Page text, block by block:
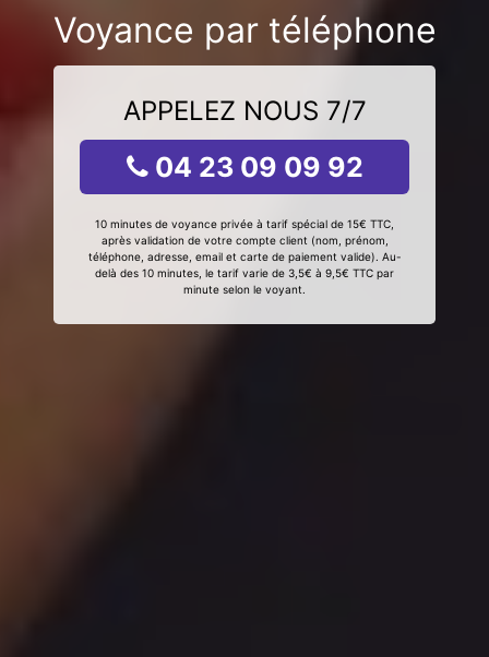
Voyance par téléphone
APPELEZ NOUS 7/7
04 23 09 09 92
10 minutes de voyance privée à tarif spécial de 15€ TTC,
après validation de votre compte client (nom, prénom,
téléphone, adresse, email et carte de paiement valide). Au-
delà des 10 minutes, le tarif varie de 3,5€ à 9,5€ TTC par
minute selon le voyant.